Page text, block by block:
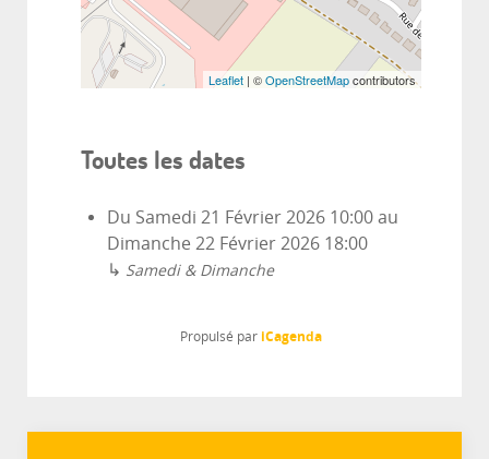
Leaflet | ©OpenStreetMapcontributors
Toutes les dates
Du Samedi 21 Février 2026 10:00 au
Dimanche 22 Février 2026 18:00
↳ Samedi & Dimanche
Propulsé par iCagenda